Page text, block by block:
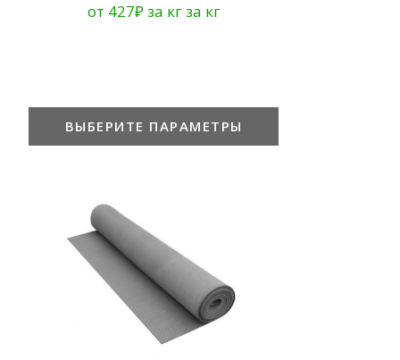
от 427₽за кгза кг
ВЫБЕРИТЕ ПАРАМЕТРЫ